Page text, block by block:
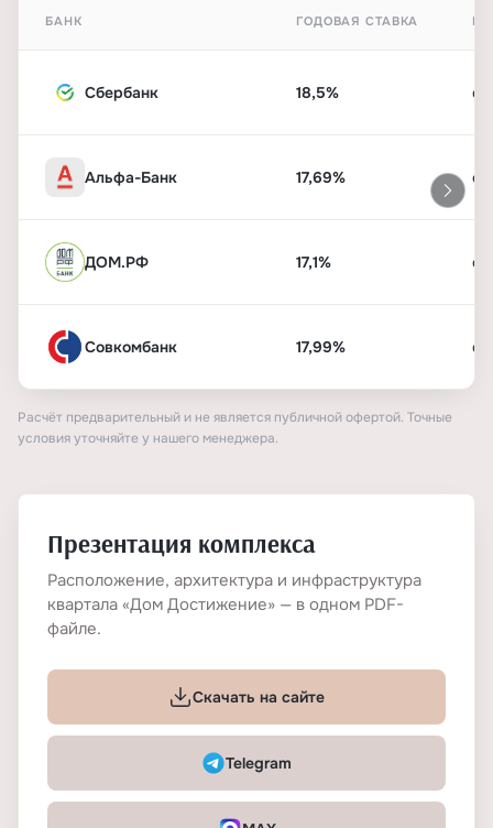
БАНК ГОДОВАЯ СТАВКА
Сбербанк 18,5%
Альфа-Банк 17,69%
ДОМ.РФ 17,1%
Совкомбанк 17,99%
Расчёт предварительный и не является публичной офертой. Точные
условия уточняйте у нашего менеджера.
Презентация комплекса
Расположение, архитектура и инфраструктура
квартала «Дом Достижение» — в одном PDF-
файле.
Скачать на сайте
Telegram